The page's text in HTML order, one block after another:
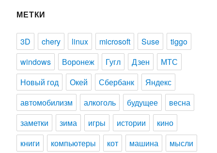
МЕТКИ
3D chery linux microsoft Suse
tiggo
windows
Воронеж Гугл Дзен
МТС
Новый год
Окей Сбербанк
Яндекс
автомобилизм
алкоголь будущее
весна
заметки
зима игры истории
кино
книги
компьютеры кот машина
мысли